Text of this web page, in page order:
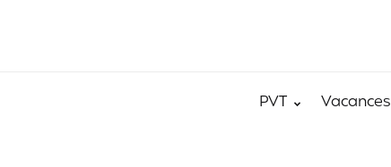
PVT Vacances